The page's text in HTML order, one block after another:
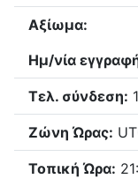
Αξίωμα:
Ημ/νία
Τελ. σύνδεση:
Ζώνη Ώρας:
Τοπική Ώρα: